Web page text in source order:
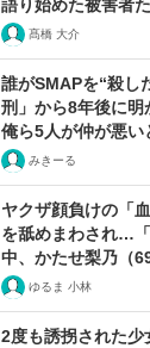
語り始めた被害者
髙橋 大介
誰がSMAPを“殺
刑」から8年後に明
俺ら5人が仲が悪い
みきーる
ヤクザ顔負けの「
を舐めまわされ…
中、かたせ梨乃（
ゆるま 小林
2度も誘拐された少